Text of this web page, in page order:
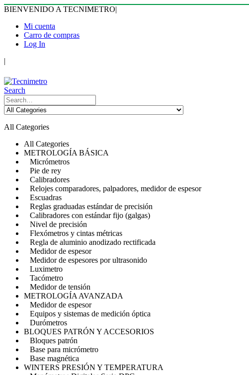
BIENVENIDO A TECNIMETRO|
Mi cuenta
Carro de compras
Log In
|
Search
All Categories
All Categories
METROLOGÍA BÁSICA
Micrómetros
Pie de rey
Calibradores
Relojes comparadores, palpadores, medidor de espesor
Escuadras
Reglas graduadas estándar de precisión
Calibradores con estándar fijo (galgas)
Nivel de precisión
Flexómetros y cintas métricas
Regla de aluminio anodizado rectificada
Medidor de espesor
Medidor de espesores por ultrasonido
Luximetro
Tacómetro
Medidor de tensión
METROLOGÍA AVANZADA
Medidor de espesor
Equipos y sistemas de medición óptica
Durómetros
BLOQUES PATRÓN Y ACCESORIOS
Bloques patrón
Base para micrómetro
Base magnética
WINTERS PRESIÓN Y TEMPERATURA